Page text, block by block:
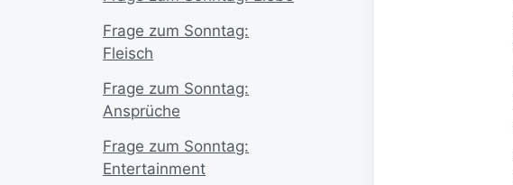
Frage zum Sonntag:
Fleisch
Frage zum Sonntag:
Ansprüche
Frage zum Sonntag:
Entertainment